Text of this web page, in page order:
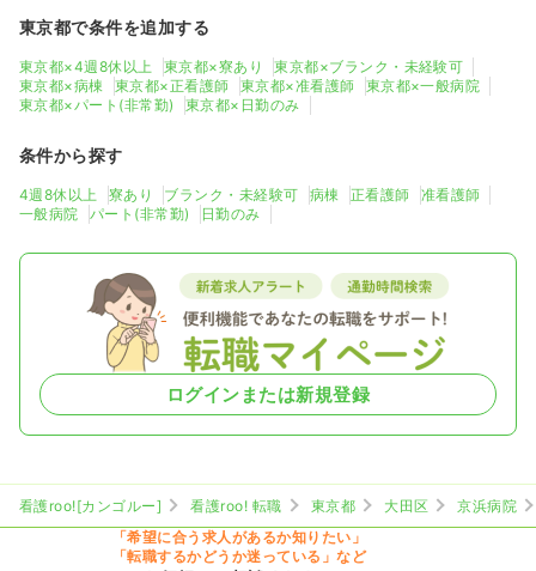
東京都で条件を追加する
東京都×4週8休以上 東京都×寮あり
東京都×ブランク・未経験可
東京都×病棟
東京都×正看護師 東京都×准看護師
東京都×一般病院
東京都×パート(非常勤)
東京都×日勤のみ
条件から探す
4週8休以上 寮あり ブランク・未経験可 病棟 正看護師
准看護師
一般病院
パート(非常勤) 日勤のみ
ログインまたは新規登録
看護roo![カンゴルー] 看護roo! 転職 東京都 大田区
京浜病院
「希望に合う求人があるか知りたい」
「転職するかどうか迷っている」など